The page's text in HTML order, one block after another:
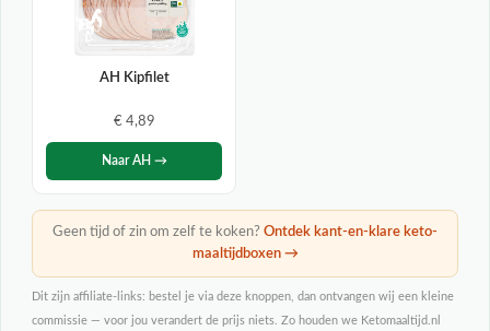
AH Kipfilet
€ 4,89
Naar AH →
Geen tijd of zin om zelf te koken? Ontdek kant-en-klare keto-
maaltijdboxen →
Dit zijn affiliate-links: bestel je via deze knoppen, dan ontvangen wij een kleine
commissie — voor jou verandert de prijs niets. Zo houden we Ketomaaltijd.nl